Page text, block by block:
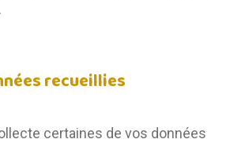
recueillies
certaines de vos données